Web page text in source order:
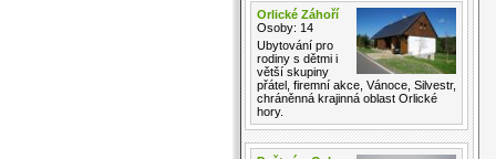
Orlické Záhoří
Osoby: 14
Ubytování pro
rodiny s dětmi i
větší skupiny
přátel, firemní akce, Vánoce, Silvestr,
chráněnná krajinná oblast Orlické
hory.